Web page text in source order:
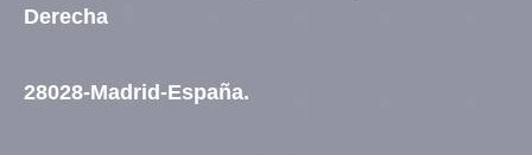
Derecha
28028-Madrid-España.